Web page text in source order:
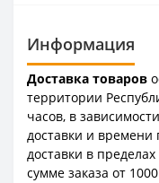
Информация
Доставка товаров
территории
часов, в
доставки и времени
доставки в
сумме заказа от